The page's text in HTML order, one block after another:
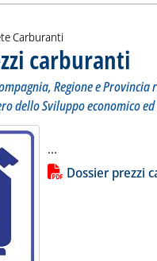
Carburanti
carburanti .
Regione e
dello Sviluppo economico
...
alla notizia
Dossier prezzi